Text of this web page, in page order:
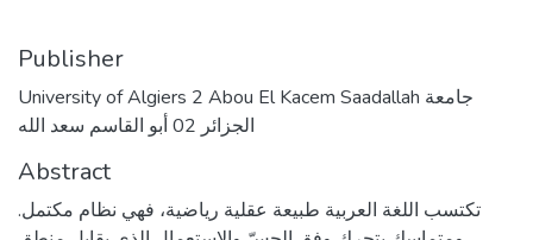
Publisher
University of Algiers 2 Abou El Kacem Saadallah جامعة
الجزائر 02 أبو القاسم سعد الله
Abstract
.تكتسب اللغة العربية طبيعة عقلية رياضية، فهي نظام مكتمل